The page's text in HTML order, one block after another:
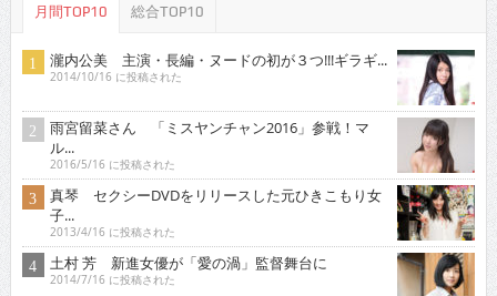
月間TOP10 総合TOP10
瀧内公美 主演・長編・ヌードの初が３つ!!!ギラギ...
2014/10/16 に投稿された
雨宮留菜さん 「ミスヤンチャン2016」参戦！マ
ル...
2016/5/16 に投稿された
真琴 セクシーDVDをリリースした元ひきこもり女
子...
2013/4/16 に投稿された
土村 芳 新進女優が「愛の渦」監督舞台に
2014/7/16 に投稿された